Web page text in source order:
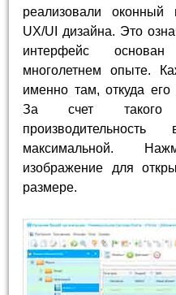
реализовали оконный
UX/UI дизайна. Это
интерфейс
многолетнем опыте.
именно там, откуда
За счет такого
максимальной.
изображение для
размере.